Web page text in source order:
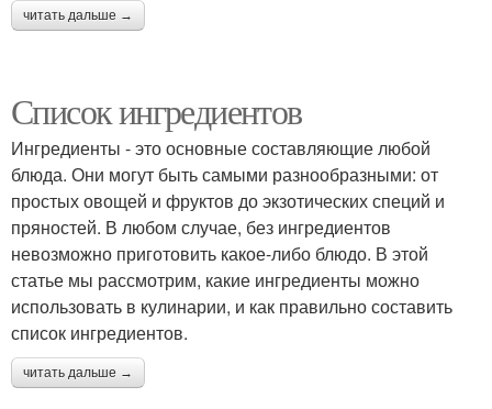
читать дальше →
Список ингредиентов
Ингредиенты - это основные составляющие любой
блюда. Они могут быть самыми разнообразными: от
простых овощей и фруктов до экзотических специй и
пряностей. В любом случае, без ингредиентов
невозможно приготовить какое-либо блюдо. В этой
статье мы рассмотрим, какие ингредиенты можно
использовать в кулинарии, и как правильно составить
список ингредиентов.
читать дальше →